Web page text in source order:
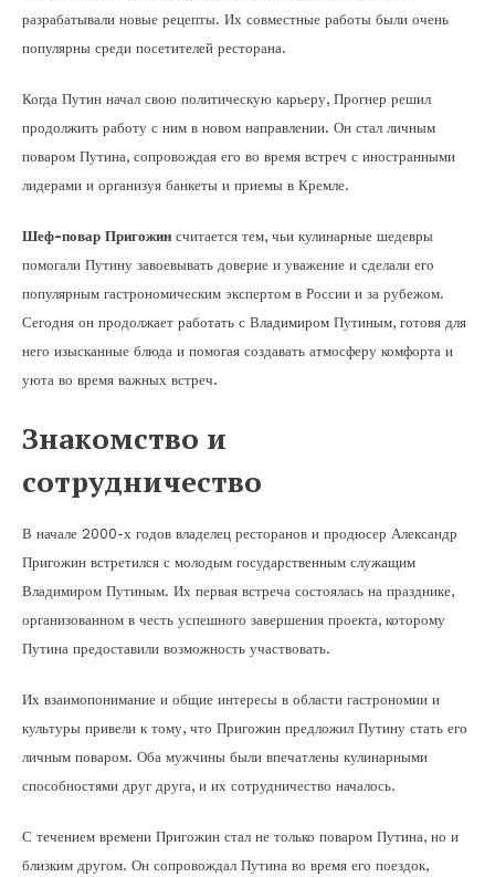
разрабатывали новые рецепты. Их совместные работы были очень
популярны среди посетителей ресторана.
Когда Путин начал свою политическую карьеру, Прогнер решил
продолжить работу с ним в новом направлении. Он стал личным
поваром Путина, сопровождая его во время встреч с иностранными
лидерами и организуя банкеты и приемы в Кремле.
Шеф-повар Пригожин считается тем, чьи кулинарные шедевры
помогали Путину завоевывать доверие и уважение и сделали его
популярным гастрономическим экспертом в России и за рубежом.
Сегодня он продолжает работать с Владимиром Путиным, готовя для
него изысканные блюда и помогая создавать атмосферу комфорта и
уюта во время важных встреч.
Знакомство и
сотрудничество
В начале 2000-х годов владелец ресторанов и продюсер Александр
Пригожин встретился с молодым государственным служащим
Владимиром Путиным. Их первая встреча состоялась на празднике,
организованном в честь успешного завершения проекта, которому
Путина предоставили возможность участвовать.
Их взаимопонимание и общие интересы в области гастрономии и
культуры привели к тому, что Пригожин предложил Путину стать его
личным поваром. Оба мужчины были впечатлены кулинарными
способностями друг друга, и их сотрудничество началось.
С течением времени Пригожин стал не только поваром Путина, но и
близким другом. Он сопровождал Путина во время его поездок,